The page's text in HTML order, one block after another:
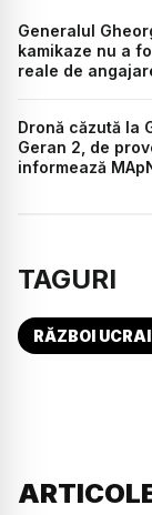
Generalul
kamikaze nu a
reale de
Dronă căzută la
Geran 2, de
informează
TAGURI
RĂZBOI